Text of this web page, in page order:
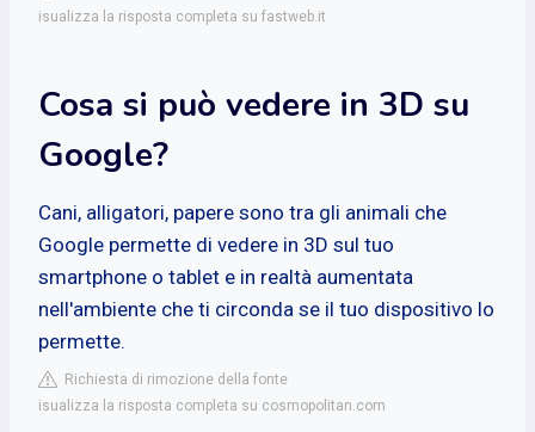
isualizza la risposta completa su fastweb.it
Cosa si può vedere in 3D su
Google?
Cani, alligatori, papere sono tra gli animali che
Google permette di vedere in 3D sul tuo
smartphone o tablet e in realtà aumentata
nell'ambiente che ti circonda se il tuo dispositivo lo
permette.
Richiesta di rimozione della fonte
isualizza la risposta completa su cosmopolitan.com